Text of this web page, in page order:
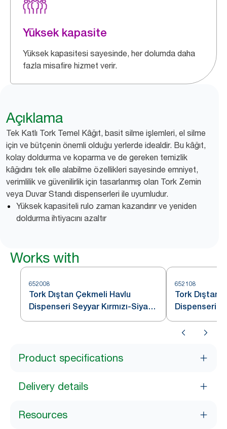
Yüksek kapasite
Yüksek kapasitesi sayesinde, her dolumda daha
fazla misafire hizmet verir.
Açıklama
Tek Katlı Tork Temel Kâğıt, basit silme işlemleri, el silme
için ve bütçenin önemli olduğu yerlerde idealdir. Bu kâğıt,
kolay doldurma ve koparma ve de gereken temizlik
kâğıdını tek elle alabilme özellikleri sayesinde emniyet,
verimlilik ve güvenilirlik için tasarlanmış olan Tork Zemin
veya Duvar Standı dispenserleri ile uyumludur.
Yüksek kapasiteli rulo zaman kazandırır ve yeniden
doldurma ihtiyacını azaltır
Works with
652008
Tork Dıştan Çekmeli Havlu
Dispenseri Seyyar Kırmızı-Siyah
W1
652108
Tork Dıştan
Dispenseri
Kırmızı-
Product specifications
Delivery details
Resources